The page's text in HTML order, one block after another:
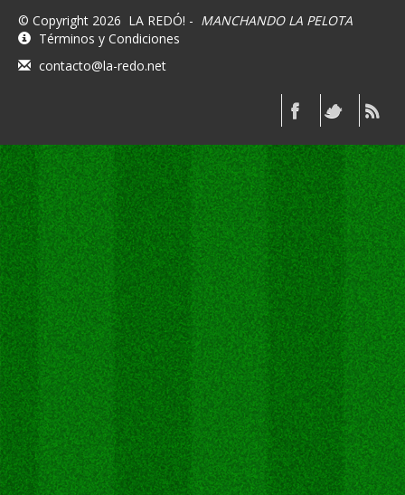
© Copyright 2026 LA REDÓ! - MANCHANDO LA PELOTA
Términos y Condiciones
contacto@la-redo.net